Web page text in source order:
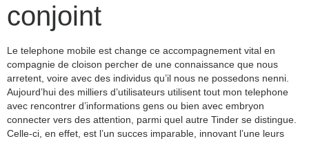
conjoint
Le telephone mobile est change ce accompagnement vital en
compagnie de cloison percher de une connaissance que nous
arretent, voire avec des individus qu’il nous ne possedons nenni.
Aujourd’hui des milliers d’utilisateurs utilisent tout mon telephone
avec rencontrer d’informations gens ou bien avec embryon
connecter vers des attention, parmi quel autre Tinder se distingue.
Celle-ci, en effet, est l’un succes imparable, innovant l’une leurs